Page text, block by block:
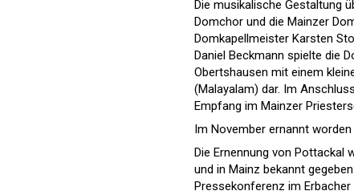
Die musikalische Gestaltung
Domchor und die Mainzer
Domkapellmeister Karsten
Daniel Beckmann spielte die
Obertshausen mit einem
(Malayalam) dar. Im
Empfang im Mainzer
Im November ernannt worden
Die Ernennung von Pottackal
und in Mainz bekannt
Pressekonferenz im